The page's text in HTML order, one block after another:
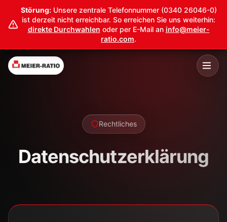
Störung: Unsere zentrale Telefonnummer (0340 26046-0)
ist derzeit nicht erreichbar. So erreichen Sie uns weiterhin:
direkte Durchwahlen oder per E-Mail an info@meier-
ratio.com.
Rechtliches
Datenschutzerklärung